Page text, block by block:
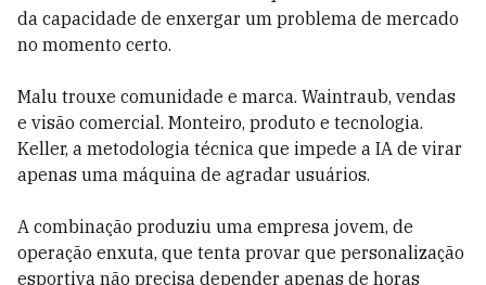
da capacidade de enxergar um problema de mercado
no momento certo.
Malu trouxe comunidade e marca. Waintraub, vendas
e visão comercial. Monteiro, produto e tecnologia.
Keller, a metodologia técnica que impede a IA de virar
apenas uma máquina de agradar usuários.
A combinação produziu uma empresa jovem, de
operação enxuta, que tenta provar que personalização
esportiva não precisa depender apenas de horas